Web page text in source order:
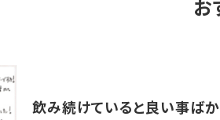
お
飲み続けていると良い事ばか